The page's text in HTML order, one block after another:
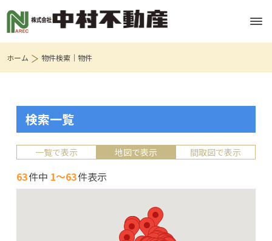
ホーム 物件検索｜物件
検索一覧
一覧で表示 地図で表示 間取図で表示
63件中 1～63件表示